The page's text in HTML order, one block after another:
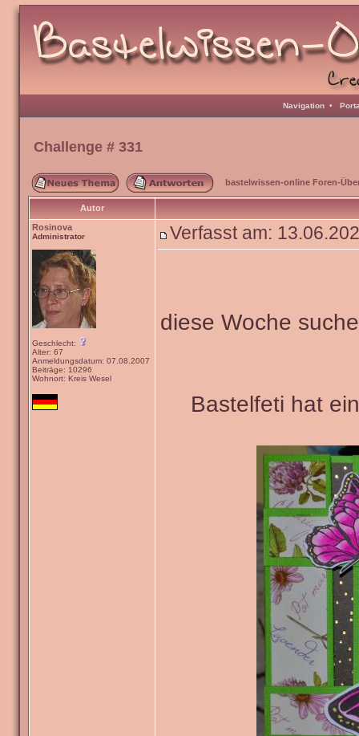
Navigation •
Challenge # 331
bastelwissen-online Foren-
Autor
Rosinova
Administrator
Geschlecht:
Alter: 67
Anmeldungsdatum: 07.08.2007
Beiträge: 10296
Wohnort: Kreis Wesel
Verfasst am:
diese Woche
Bastelfeti hat